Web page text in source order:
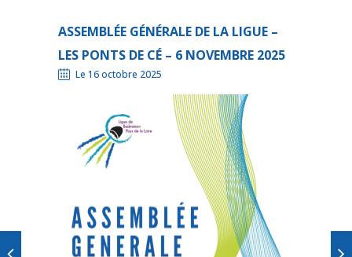
ASSEMBLÉE GÉNÉRALE DE LA LIGUE –
LES PONTS DE CÉ – 6 NOVEMBRE 2025
Le 16 octobre 2025